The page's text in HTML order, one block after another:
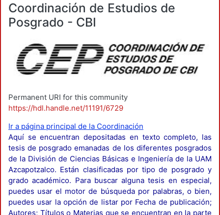
Coordinación de Estudios de
Posgrado - CBI
Permanent URI for this community
https://hdl.handle.net/11191/6729
Ir a página principal de la Coordinación
Aquí se encuentran depositadas en texto completo, las
tesis de posgrado emanadas de los diferentes posgrados
de la División de Ciencias Básicas e Ingeniería de la UAM
Azcapotzalco. Están clasificadas por tipo de posgrado y
grado académico. Para buscar alguna tesis en especial,
puedes usar el motor de búsqueda por palabras, o bien,
puedes usar la opción de listar por Fecha de publicación;
Autores; Títulos o Materias que se encuentran en la parte